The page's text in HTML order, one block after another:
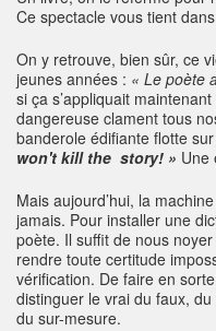
Ce spectacle vous tient
On y retrouve, bien sûr, ce
jeunes années : « Le poète
si ça s’appliquait
dangereuse clament tous
banderole édifiante flotte
won't kill the story! » Une
Mais aujourd’hui, la
jamais. Pour installer une
poète. Il suffit de nous
rendre toute certitude
vérification. De faire en
distinguer le vrai du faux,
du sur-mesure.